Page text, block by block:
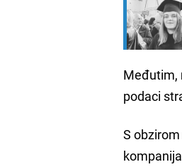
Međutim,
podaci
S